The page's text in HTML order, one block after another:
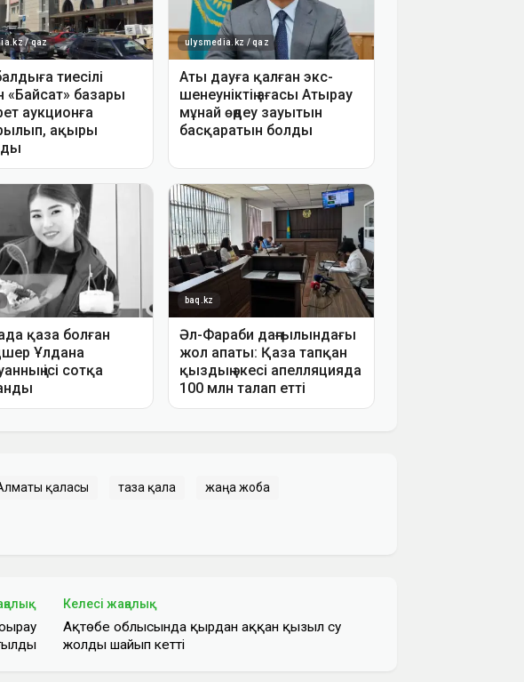
қаласы таза қала жаңа жоба
Келесі жаңалық
Ақтөбе облысында қырдан аққан қызыл су
жолды шайып кетті